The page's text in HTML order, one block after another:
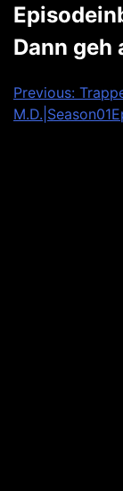
Dann geh
Previous: